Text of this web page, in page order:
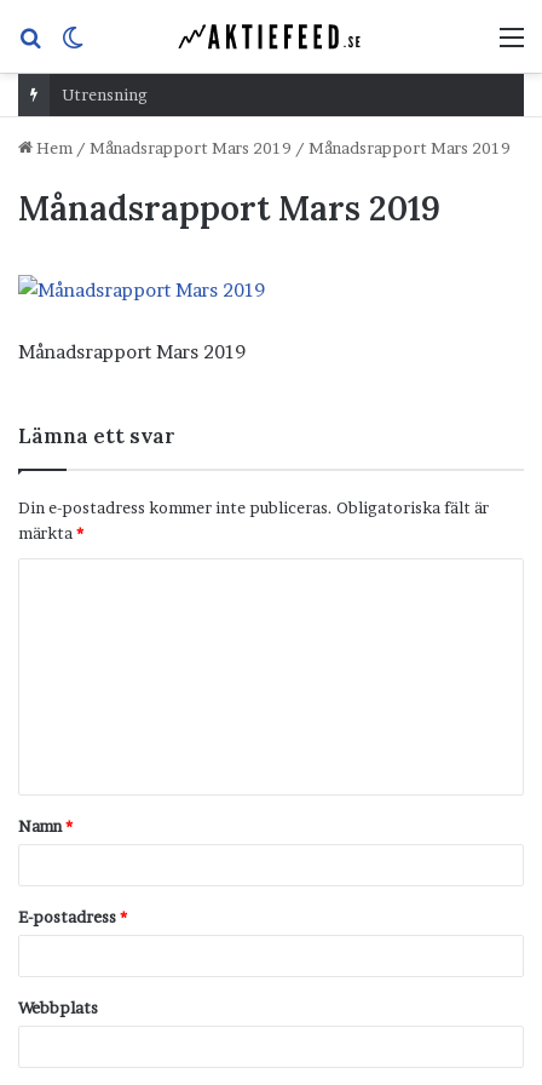
Sök
efterskin
Utrensning
Hem / Månadsrapport Mars 2019 / Månadsrapport Mars 2019
Månadsrapport Mars 2019
Månadsrapport Mars 2019
Lämna ett svar
Din e-postadress kommer inte publiceras. Obligatoriska fält är
märkta *
t
a
Namn*
E-postadress*
Webbplats